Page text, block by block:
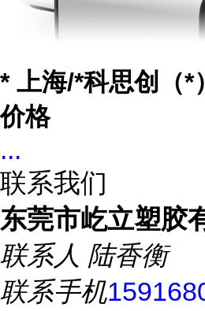
* 上海/*科思创（*
价格
...
联系我们
东莞市屹立塑胶
联系人 陆香衡
联系手机